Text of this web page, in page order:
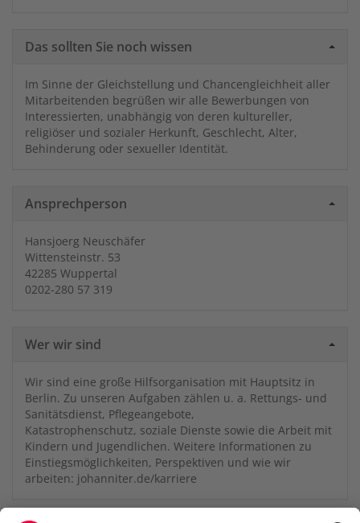
Das sollten Sie noch wissen
Im Sinne der Gleichstellung und Chancengleichheit aller
Mitarbeitenden begrüßen wir alle Bewerbungen von
Interessierten, unabhängig von deren kultureller,
religiöser und sozialer Herkunft, Geschlecht, Alter,
Behinderung oder sexueller Identität.
Ansprechperson
Hansjoerg Neuschäfer
Wittensteinstr. 53
42285 Wuppertal
0202-280 57 319
Wer wir sind
Wir sind eine große Hilfsorganisation mit Hauptsitz in
Berlin. Zu unseren Aufgaben zählen u. a. Rettungs- und
Sanitätsdienst, Pflegeangebote,
Katastrophenschutz, soziale Dienste sowie die Arbeit mit
Kindern und Jugendlichen. Weitere Informationen zu
Einstiegsmöglichkeiten, Perspektiven und wie wir
arbeiten: johanniter.de/karriere